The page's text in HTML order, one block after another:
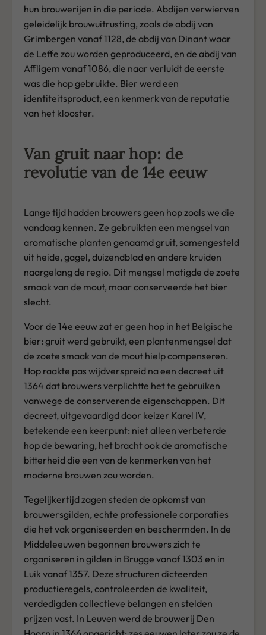
hun brouwerijen in die periode. Abdijen verwierven
geleidelijk brouwuitrusting, zoals de abdij van
Grimbergen vanaf 1128, de abdij van Dinant waar
de Leffe zou worden geproduceerd, en de abdij van
Affligem vanaf 1086, die naar verluidt de eerste
was die hop gebruikte. Bier werd een
identiteitsproduct, een kenmerk van de reputatie
van het klooster.
Van gruit naar hop: de
revolutie van de 14e eeuw
Lange tijd hadden brouwers geen hop zoals we die
vandaag kennen. Ze gebruikten een mengsel van
aromatische planten genaamd gruit, samengesteld
uit heide, gagel, duizendblad en andere kruiden
naargelang de regio. Dit mengsel matigde de zoete
smaak van de mout, maar conserveerde het bier
slecht.
Voor de 14e eeuw zat er geen hop in het Belgische
bier: gruit werd gebruikt, een plantenmengsel dat
de zoete smaak van de mout hielp compenseren.
Hop raakte pas wijdverspreid na een decreet uit
1364 dat brouwers verplichtte het te gebruiken
vanwege de conserverende eigenschappen. Dit
decreet, uitgevaardigd door keizer Karel IV,
betekende een keerpunt: niet alleen verbeterde
hop de bewaring, het bracht ook de aromatische
bitterheid die een van de kenmerken van het
moderne brouwen zou worden.
Tegelijkertijd zagen steden de opkomst van
brouwersgilden, echte professionele corporaties
die het vak organiseerden en beschermden. In de
Middeleeuwen begonnen brouwers zich te
organiseren in gilden in Brugge vanaf 1303 en in
Luik vanaf 1357. Deze structuren dicteerden
productieregels, controleerden de kwaliteit,
verdedigden collectieve belangen en stelden
prijzen vast. In Leuven werd de brouwerij Den